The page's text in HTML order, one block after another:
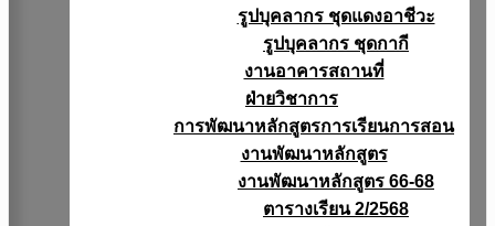
รูปบุคลากร ชุดแดงอาชีวะ
รูปบุคลากร ชุดกากี
งานอาคารสถานที่
ฝ่ายวิชาการ
การพัฒนาหลักสูตรการเรียนการสอน
งานพัฒนาหลักสูตร
งานพัฒนาหลักสูตร 66-68
ตารางเรียน 2/2568